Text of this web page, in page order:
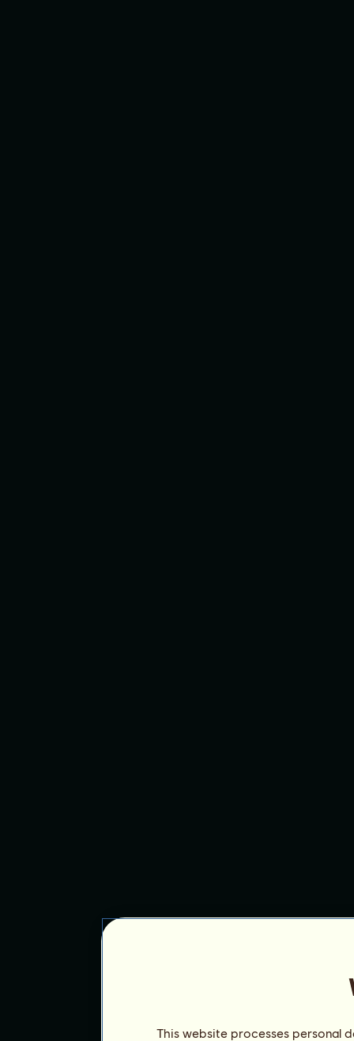
This website processes personal